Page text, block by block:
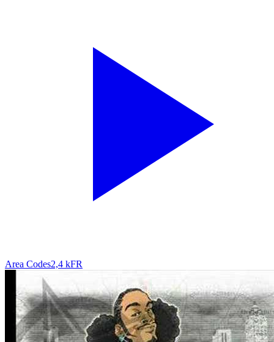
Area Codes2,4 kFR